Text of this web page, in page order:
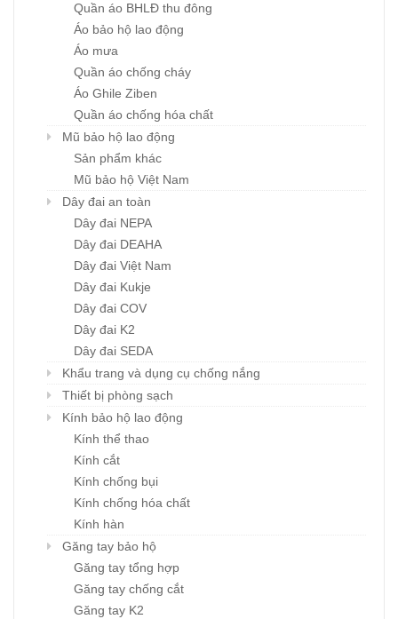
Quần áo BHLĐ thu đông
Áo bảo hộ lao động
Áo mưa
Quần áo chống cháy
Áo Ghile Ziben
Quần áo chống hóa chất
Mũ bảo hộ lao động
Sản phẩm khác
Mũ bảo hộ Việt Nam
Dây đai an toàn
Dây đai NEPA
Dây đai DEAHA
Dây đai Việt Nam
Dây đai Kukje
Dây đai COV
Dây đai K2
Dây đai SEDA
Khẩu trang và dụng cụ chống nắng
Thiết bị phòng sạch
Kính bảo hộ lao động
Kính thể thao
Kính cắt
Kính chống bụi
Kính chống hóa chất
Kính hàn
Găng tay bảo hộ
Găng tay tổng hợp
Găng tay chống cắt
Găng tay K2